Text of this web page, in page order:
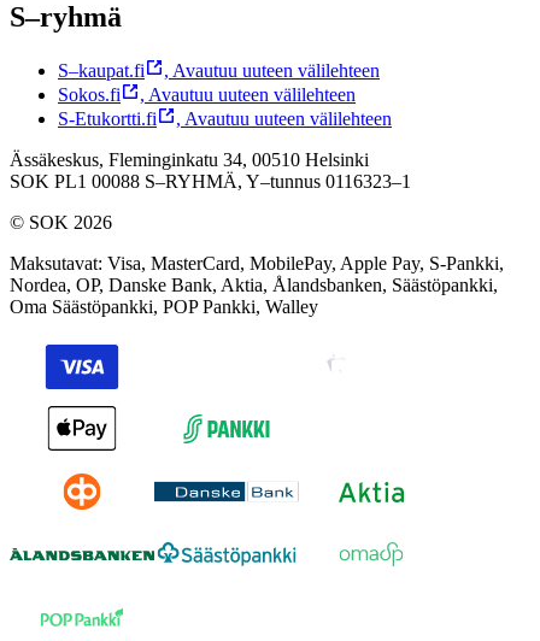
S–ryhmä
S–kaupat.fi , Avautuu uuteen välilehteen
Sokos.fi
, Avautuu uuteen välilehteen
S-Etukortti.fi
, Avautuu uuteen välilehteen
Ässäkeskus, Fleminginkatu 34, 00510 Helsinki
SOK PL1 00088 S–RYHMÄ, Y–tunnus 0116323–1
© SOK 2026
Maksutavat: Visa, MasterCard, MobilePay, Apple Pay, S-Pankki,
Nordea, OP, Danske Bank, Aktia, Ålandsbanken, Säästöpankki,
Oma Säästöpankki, POP Pankki, Walley